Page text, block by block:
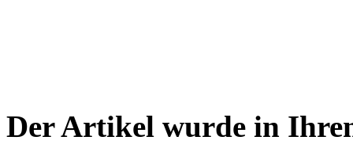
Der Artikel wurde in